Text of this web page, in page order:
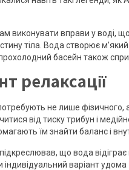
виконувати вправи у воді,
тіла. Вода створює
басейн також
релаксації
не лише фізичного,
від тиску трибун і
їм знайти баланс і
що вода
індивідуальний варіант